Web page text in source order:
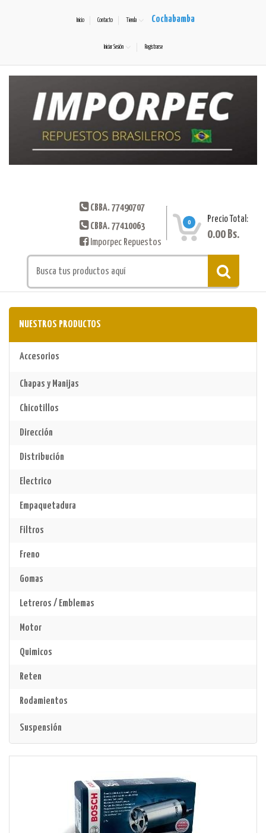
Inicio Contacto Tienda Cochabamba
Iniciar Sesión Registrarse
CBBA. 77490707
CBBA. 77410063
Imporpec Repuestos
0 Precio Total:
0.00 Bs.
NUESTROS PRODUCTOS
Accesorios
Chapas y Manijas
Chicotillos
Dirección
Distribución
Electrico
Empaquetadura
Filtros
Freno
Gomas
Letreros / Emblemas
Motor
Quimicos
Reten
Rodamientos
Suspensión